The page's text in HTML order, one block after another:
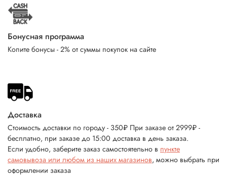
Бонусная программа
Копите бонусы - 2% от суммы покупок на сайте
Доставка
Стоимость доставки по городу - 350₽ При заказе от 2999₽ -
бесплатно, при заказе до 15:00 доставка в день заказа.
Если удобно, заберите заказ самостоятельно в пункте
самовывоза или любом из наших магазинов, можно выбрать при
оформлении заказа